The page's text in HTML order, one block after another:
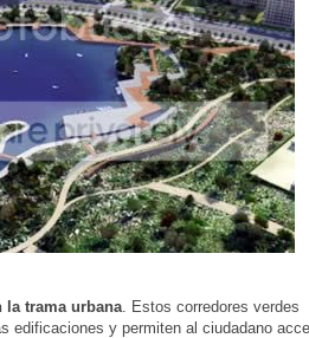
la trama urbana . Estos corredores verdes
edificaciones y permiten al ciudadano